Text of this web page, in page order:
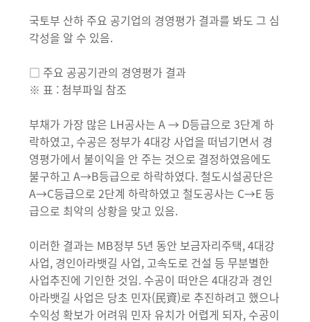
국토부 산하 주요 공기업의 경영평가 결과를 봐도 그 심
각성을 알 수 있음.
□ 주요 공공기관의 경영평가 결과
※ 표 : 첨부파일 참조
부채가 가장 많은 LH공사는 A → D등급으로 3단계 하
락하였고, 수공은 정부가 4대강 사업을 떠넘기면서 경
영평가에서 불이익을 안 주는 것으로 결정하였음에도
불구하고 A→B등급으로 하락하였다. 철도시설공단은
A→C등급으로 2단계 하락하였고 철도공사는 C→E 등
급으로 최악의 상황을 맞고 있음.
이러한 결과는 MB정부 5년 동안 보금자리주택, 4대강
사업, 경인아라뱃길 사업, 고속도로 건설 등 무분별한
사업추진에 기인한 것임. 수공이 떠안은 4대강과 경인
아라뱃길 사업은 당초 민자(民資)로 추진하려고 했으나
수익성 확보가 어려워 민자 유치가 어렵게 되자, 수공이